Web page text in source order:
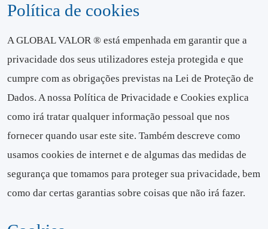
Política de cookies
A GLOBAL VALOR ® está empenhada em garantir que a
privacidade dos seus utilizadores esteja protegida e que
cumpre com as obrigações previstas na Lei de Proteção de
Dados. A nossa Política de Privacidade e Cookies explica
como irá tratar qualquer informação pessoal que nos
fornecer quando usar este site. Também descreve como
usamos cookies de internet e de algumas das medidas de
segurança que tomamos para proteger sua privacidade, bem
como dar certas garantias sobre coisas que não irá fazer.